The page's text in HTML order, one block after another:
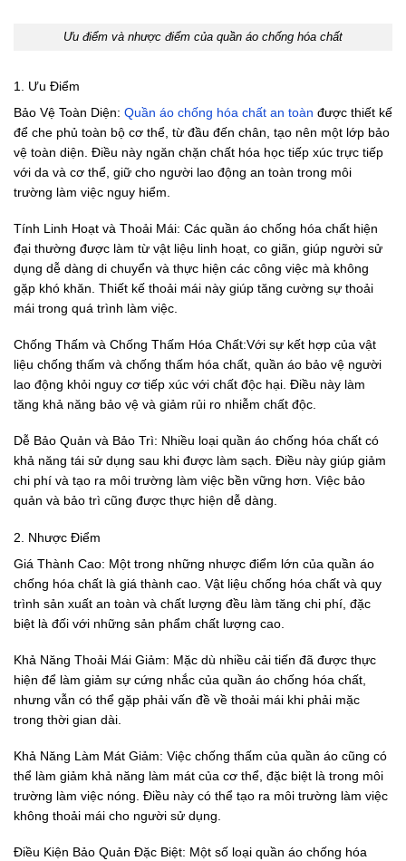
Ưu điểm và nhược điểm của quần áo chống hóa chất
1. Ưu Điểm
Bảo Vệ Toàn Diện: Quần áo chống hóa chất an toàn được thiết kế
để che phủ toàn bộ cơ thể, từ đầu đến chân, tạo nên một lớp bảo
vệ toàn diện. Điều này ngăn chặn chất hóa học tiếp xúc trực tiếp
với da và cơ thể, giữ cho người lao động an toàn trong môi
trường làm việc nguy hiểm.
Tính Linh Hoạt và Thoải Mái: Các quần áo chống hóa chất hiện
đại thường được làm từ vật liệu linh hoạt, co giãn, giúp người sử
dụng dễ dàng di chuyển và thực hiện các công việc mà không
gặp khó khăn. Thiết kế thoải mái này giúp tăng cường sự thoải
mái trong quá trình làm việc.
Chống Thấm và Chống Thấm Hóa Chất:Với sự kết hợp của vật
liệu chống thấm và chống thấm hóa chất, quần áo bảo vệ người
lao động khỏi nguy cơ tiếp xúc với chất độc hại. Điều này làm
tăng khả năng bảo vệ và giảm rủi ro nhiễm chất độc.
Dễ Bảo Quản và Bảo Trì: Nhiều loại quần áo chống hóa chất có
khả năng tái sử dụng sau khi được làm sạch. Điều này giúp giảm
chi phí và tạo ra môi trường làm việc bền vững hơn. Việc bảo
quản và bảo trì cũng được thực hiện dễ dàng.
2. Nhược Điểm
Giá Thành Cao: Một trong những nhược điểm lớn của quần áo
chống hóa chất là giá thành cao. Vật liệu chống hóa chất và quy
trình sản xuất an toàn và chất lượng đều làm tăng chi phí, đặc
biệt là đối với những sản phẩm chất lượng cao.
Khả Năng Thoải Mái Giảm: Mặc dù nhiều cải tiến đã được thực
hiện để làm giảm sự cứng nhắc của quần áo chống hóa chất,
nhưng vẫn có thể gặp phải vấn đề về thoải mái khi phải mặc
trong thời gian dài.
Khả Năng Làm Mát Giảm: Việc chống thấm của quần áo cũng có
thể làm giảm khả năng làm mát của cơ thể, đặc biệt là trong môi
trường làm việc nóng. Điều này có thể tạo ra môi trường làm việc
không thoải mái cho người sử dụng.
Điều Kiện Bảo Quản Đặc Biệt: Một số loại quần áo chống hóa